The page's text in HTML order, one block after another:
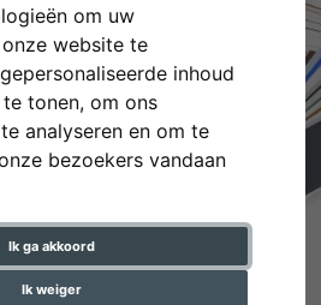
om uw
website te
inhoud
tonen, om ons
analyseren en om te
bezoekers vandaan
Ik ga akkoord
Ik weiger